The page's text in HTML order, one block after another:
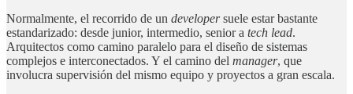
Normalmente, el recorrido de un developersuele estar bastante
estandarizado: desde junior, intermedio, senior a tech lead.
Arquitectos como camino paralelo para el diseño de sistemas
complejos e interconectados. Y el camino del manager, que
involucra supervisión del mismo equipo y proyectos a gran escala.